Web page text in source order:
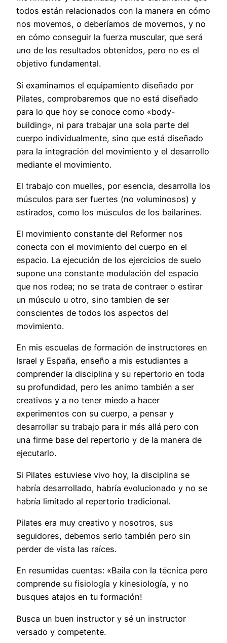
todos están relacionados con la manera en cómo
nos movemos, o deberíamos de movernos, y no
en cómo conseguir la fuerza muscular, que será
uno de los resultados obtenidos, pero no es el
objetivo fundamental.
Si examinamos el equipamiento diseñado por
Pilates, comprobaremos que no está diseñado
para lo que hoy se conoce como «body-
building», ni para trabajar una sola parte del
cuerpo individualmente, sino que está diseñado
para la integración del movimiento y el desarrollo
mediante el movimiento.
El trabajo con muelles, por esencia, desarrolla los
músculos para ser fuertes (no voluminosos) y
estirados, como los músculos de los bailarines.
El movimiento constante del Reformer nos
conecta con el movimiento del cuerpo en el
espacio. La ejecución de los ejercicios de suelo
supone una constante modulación del espacio
que nos rodea; no se trata de contraer o estirar
un músculo u otro, sino tambien de ser
conscientes de todos los aspectos del
movimiento.
En mis escuelas de formación de instructores en
Israel y España, enseño a mis estudiantes a
comprender la disciplina y su repertorio en toda
su profundidad, pero les animo también a ser
creativos y a no tener miedo a hacer
experimentos con su cuerpo, a pensar y
desarrollar su trabajo para ir más allá pero con
una firme base del repertorio y de la manera de
ejecutarlo.
Si Pilates estuviese vivo hoy, la disciplina se
habría desarrollado, habría evolucionado y no se
habría limitado al repertorio tradicional.
Pilates era muy creativo y nosotros, sus
seguidores, debemos serlo también pero sin
perder de vista las raíces.
En resumidas cuentas: «Baila con la técnica pero
comprende su fisiología y kinesiología, y no
busques atajos en tu formación!
Busca un buen instructor y sé un instructor
versado y competente.